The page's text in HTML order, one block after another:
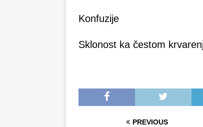
Konfuzije
Sklonost ka čestom
PREVIOUS